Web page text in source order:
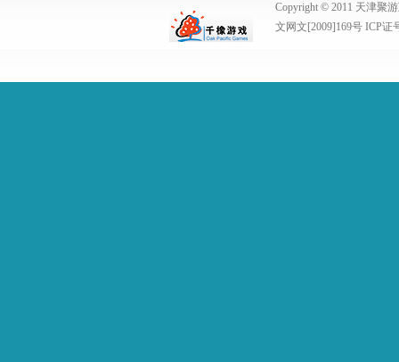
Copyright © 2011 天津聚
文网文[2009]169号 ICP证